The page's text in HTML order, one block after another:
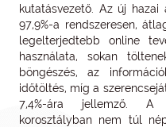
kutatásvezető. Az új
97,9%-a rendszeresen,
legelterjedtebb online
használata, sokan
böngészés, az
időtöltés, míg a
7,4%-ára jellemző. A
korosztályban nem túl